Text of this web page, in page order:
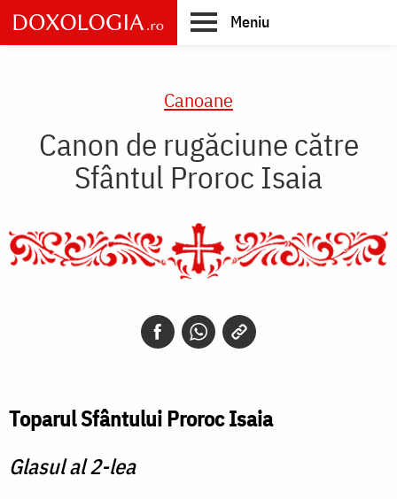
Skip
to
main
Meniu
Canoane
Canon de rugăciune către
Sfântul Proroc Isaia
Toparul Sfântului Proroc Isaia
Glasul al 2-lea